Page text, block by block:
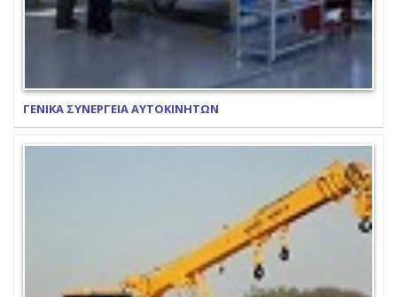
ΓΕΝΙΚΑ ΣΥΝΕΡΓΕΙΑ ΑΥΤΟΚΙΝΗΤΩΝ